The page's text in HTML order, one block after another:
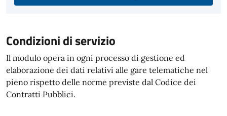
Condizioni di servizio
Il modulo opera in ogni processo di gestione ed
elaborazione dei dati relativi alle gare telematiche nel
pieno rispetto delle norme previste dal Codice dei
Contratti Pubblici.